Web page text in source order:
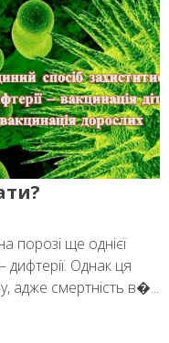
порозі ще однієї
дифтерії. Однак ця
адже смертність в�...